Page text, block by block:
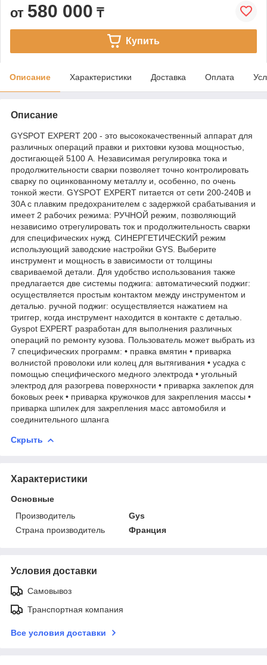
от 580 000 ₸
Купить
Описание Характеристики Доставка Оплата
Описание
GYSPOT EXPERT 200 - это высококачественный аппарат для
различных операций правки и рихтовки кузова мощностью,
достигающей 5100 A. Независимая регулировка тока и
продолжительности сварки позволяет точно контролировать
сварку по оцинкованному металлу и, особенно, по очень
тонкой жести. GYSPOT EXPERT питается от сети 200-240В и
30A с плавким предохранителем с задержкой срабатывания и
имеет 2 рабочих режима: РУЧНОЙ режим, позволяющий
независимо отрегулировать ток и продолжительность сварки
для специфических нужд. СИНЕРГЕТИЧЕСКИЙ режим
использующий заводские настройки GYS. Выберите
инструмент и мощность в зависимости от толщины
свариваемой детали. Для удобство использования также
предлагается две системы поджига: автоматический поджиг:
осуществляется простым контактом между инструментом и
деталью. ручной поджиг: осуществляется нажатием на
триггер, когда инструмент находится в контакте с деталью.
Gyspot EXPERT разработан для выполнения различных
операций по ремонту кузова. Пользователь может выбрать из
7 специфических программ: • правка вмятин • приварка
волнистой проволоки или колец для вытягивания • усадка с
помощью специфического медного электрода • угольный
электрод для разогрева поверхности • приварка заклепок для
боковых реек • приварка кружочков для закрепления массы •
приварка шпилек для закрепления масс автомобиля и
соединительного шланга
Скрыть
Характеристики
Основные
Производитель
Gys
Страна производитель
Франция
Условия доставки
Самовывоз
Транспортная компания
Все условия доставки